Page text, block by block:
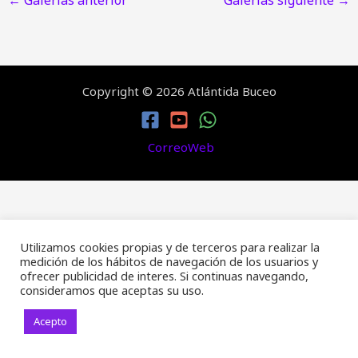
Copyright © 2026 Atlántida Buceo
CorreoWeb
Utilizamos cookies propias y de terceros para realizar la
medición de los hábitos de navegación de los usuarios y
ofrecer publicidad de interes. Si continuas navegando,
consideramos que aceptas su uso.
Acepto